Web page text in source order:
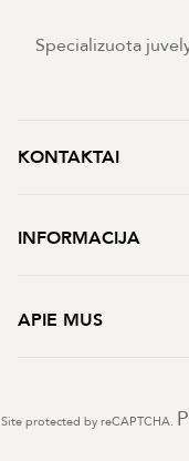
Specializuota
KONTAKTAI
INFORMACIJA
APIE MUS
Site protected by reCAPTCHA.